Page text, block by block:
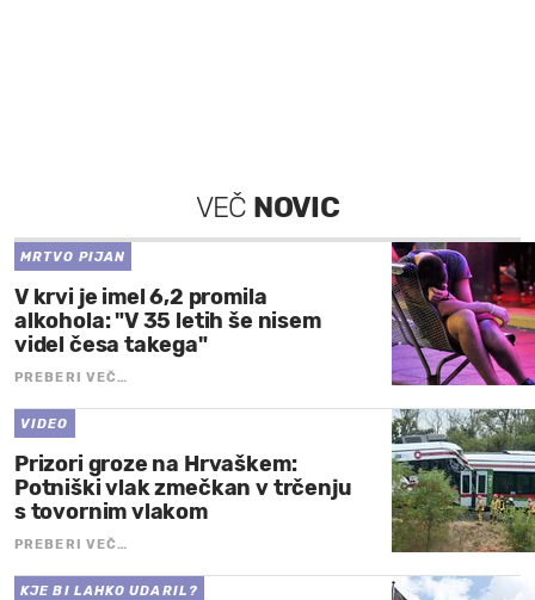
VEČ NOVIC
MRTVO PIJAN
V krvi je imel 6,2 promila
alkohola: "V 35 letih še nisem
videl česa takega"
PREBERI VEČ…
VIDEO
Prizori groze na Hrvaškem:
Potniški vlak zmečkan v trčenju
s tovornim vlakom
PREBERI VEČ…
KJE BI LAHKO UDARIL?